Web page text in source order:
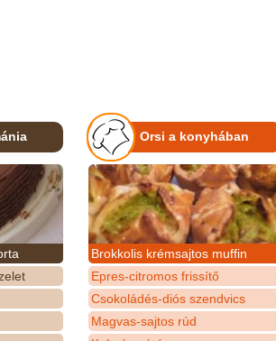
Orsi a konyhában
Brokkolis krémsajtos muffin
Epres-citromos frissítő
Csokoládés-diós szendvics
Magvas-sajtos rúd